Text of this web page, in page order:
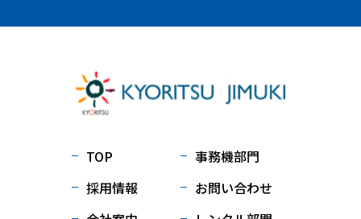
TOP
事務機部門
採用情報
お問い合わせ